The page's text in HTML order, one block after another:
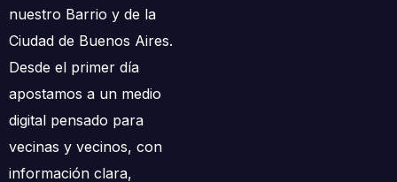
nuestro Barrio y de la
Ciudad de Buenos Aires.
Desde el primer día
apostamos a un medio
digital pensado para
vecinas y vecinos, con
información clara,